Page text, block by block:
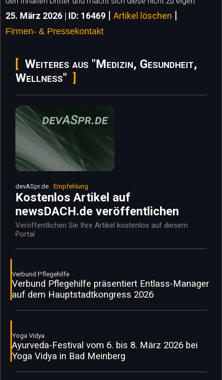
25. März 2026 | ID: 16469 | Artikel löschen |
Firmen- & Pressekontakt
Weiteres aus "Medizin, Gesundheit,
Wellness"
devASpr.de Empfehlung
Kostenlos Artikel auf
newsDACH.de veröffentlichen
Veröffentlichen Sie Ihre Artikel kostenlos auf diesem
Portal
Verbund Pflegehilfe
Verbund Pflegehilfe präsentiert Entlass-Manager
auf dem Hauptstadtkongress 2026
Yoga Vidya
Ayurveda-Festival vom 6. bis 8. März 2026 bei
Yoga Vidya in Bad Meinberg